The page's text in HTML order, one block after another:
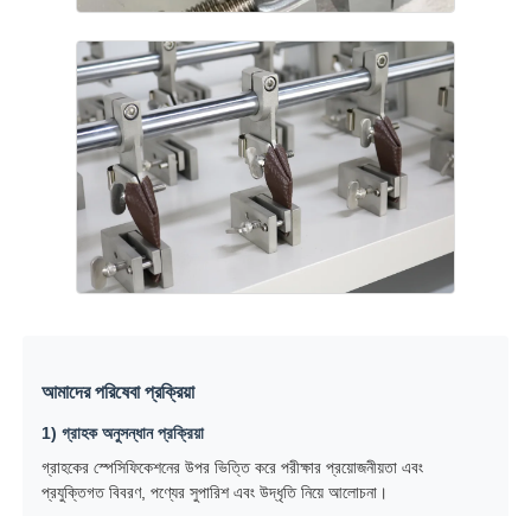
আমাদের পরিষেবা প্রক্রিয়া
1) গ্রাহক অনুসন্ধান প্রক্রিয়া
গ্রাহকের স্পেসিফিকেশনের উপর ভিত্তি করে পরীক্ষার প্রয়োজনীয়তা এবং
প্রযুক্তিগত বিবরণ, পণ্যের সুপারিশ এবং উদ্ধৃতি নিয়ে আলোচনা।